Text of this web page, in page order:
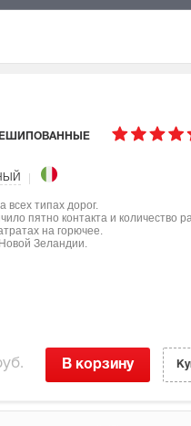
всех типах дорог.
пятно контакта и количество
на горючее.
Зеландии.
В корзину